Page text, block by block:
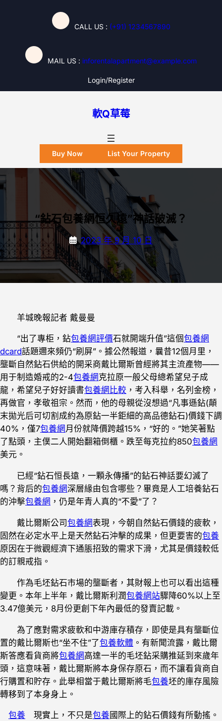
CALL US : (+91) 1234567890
MAIL US : inforentalapartment@example.com
Login/register
軟Q草莓
Buy Now List Your Property
“鉆石包養網恒久遠”神話破滅？
2023 年 9 月 10 日
羊城晚報記者 戴曼曼
“出了專柜，鉆包養網評價石就開端升值”這個包養網
dcard話題邇來頻仍“刷屏”。據公然報道，曩昔12個月里，
壟斷自然鉆石供給的開采商戴比爾斯曾經將其主流產物——
用于制造婚戒的2-4包養網克拉原一般父母總希望兒子成
龍，希望兒子好好讀書包養網比較 ，考入科舉，名列金榜，
再做官，孝敬祖宗。然而，他的母親從沒想過“凡事遜鉆(顛
末拋光后可切割成約為原鉆一半鉅細的高品德鉆石)價錢下調
40%，僅7包養網月份就降價跨越15%，“好的。”她笑著點
了點頭，主僕二人開始翻箱倒櫃。跌至每克拉約850包養網
美元。
已經“鉆石恒長遠，一顆永傳播”的鉆石神話要幻滅了
嗎？背后的包養網深層緣由包含哪些？畢竟是人工培養鉆石
的沖擊包養網 ，仍是年青人真的“不愛”了？
戴比爾斯公司包養網表現，今朝自然鉆石價錢的疲軟，
固然在必定水平上是天然鉆石沖擊的成果，但更要害的包養
原因在于微觀經濟下通脹招致的需求下滑，尤其是價錢較低
的訂親戒指。
作為毛坯鉆石市場的壟斷者，其財報上也可以看出這種
變更。本年上半年，戴比爾斯利潤包養網站驟降60%以上至
3.47億美元，8月份更創下年內最低的發賣記載。
為了應對需求疲軟和中游庫存積存，即使是具有壟斷位
置的戴比爾斯也“坐不住”了包養軟體 。有新聞流露，戴比爾
斯答應看貨商將包養網高達一半的毛坯鉆采購推延到來歲年
頭，這意味著，戴比爾斯將本身保存原石，而不讓看貨商自
行購置和貯存。此舉相當于戴比爾斯將毛包養坯的庫存風險
轉移到了本身身上。
包養 現實上，不只是包養 國際上的鉆石價錢有所動搖。